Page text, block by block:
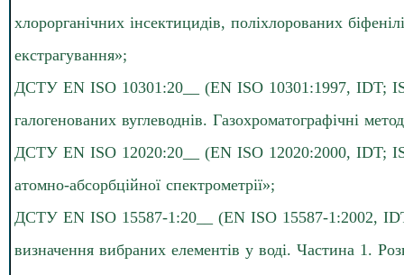
хлорорганічних інсектицидів, поліхлорованих
екстрагування»;
ДСТУ EN ISO 10301:20__ (EN ISO 10301:1997, IDT;
галогенованих вуглеводнів. Газохроматографічні
ДСТУ EN ISO 12020:20__ (EN ISO 12020:2000, IDT;
атомно-абсорбційної спектрометрії»;
ДСТУ EN ISO 15587-1:20__ (EN ISO 15587-1:2002,
визначення вибраних елементів у воді. Частина 1.